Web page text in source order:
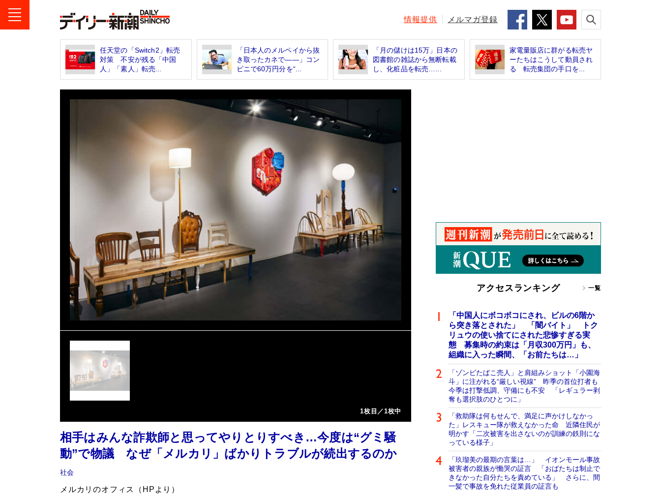
情報提供 メルマガ登録
任天堂の「Switch2」転売
対策 不安が残る「中国
人」「素人」転売...
「日本人のメルペイから抜
き取ったカネで――」コン
ビニで60万円分を“...
「月の儲けは15万」日本の
図書館の雑誌から無断転載
し、化粧品を転売…...
家電量販店に群がる転売ヤ
ーたちはこうして動員され
る 転売集団の手口を...
1枚目／1枚中
相手はみんな詐欺師と思ってやりとりすべき…今度は“グミ騒
動”で物議 なぜ「メルカリ」ばかりトラブルが続出するのか
社会
メルカリのオフィス（HPより）
アクセスランキング 一覧
「中国人にボコボコにされ、ビルの6階か
ら突き落とされた」 「闇バイト」 トク
リュウの使い捨てにされた悲惨すぎる実
態 募集時の約束は「月収300万円」も、
組織に入った瞬間、「お前たちは…」
「ゾンビたばこ売人」と肩組みショット「小園海
斗」に注がれる“厳しい視線” 昨季の首位打者も
今季は打撃低調、守備にも不安 「レギュラー剥
奪も選択肢のひとつに」
「救助隊は何もせんで、満足に声かけしなかっ
た」レスキュー隊が救えなかった命 近隣住民が
明かす「二次被害を出さないのが訓練の鉄則にな
っている様子」
「玖瑠美の最期の言葉は…」 イオンモール事故
被害者の親族が慟哭の証言 「おばたちは制止で
きなかった自分たちを責めている」 さらに、間
一髪で事故を免れた従業員の証言も